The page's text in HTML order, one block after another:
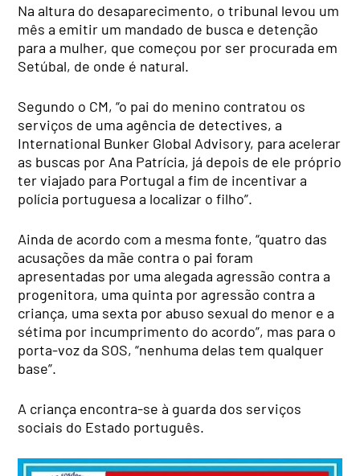
Na altura do desaparecimento, o tribunal levou um
mês a emitir um mandado de busca e detenção
para a mulher, que começou por ser procurada em
Setúbal, de onde é natural.
Segundo o CM, “o pai do menino contratou os
serviços de uma agência de detectives, a
International Bunker Global Advisory, para acelerar
as buscas por Ana Patrícia, já depois de ele próprio
ter viajado para Portugal a fim de incentivar a
polícia portuguesa a localizar o filho”.
Ainda de acordo com a mesma fonte, “quatro das
acusações da mãe contra o pai foram
apresentadas por uma alegada agressão contra a
progenitora, uma quinta por agressão contra a
criança, uma sexta por abuso sexual do menor e a
sétima por incumprimento do acordo”, mas para o
porta-voz da SOS, “nenhuma delas tem qualquer
base”.
A criança encontra-se à guarda dos serviços
sociais do Estado português.